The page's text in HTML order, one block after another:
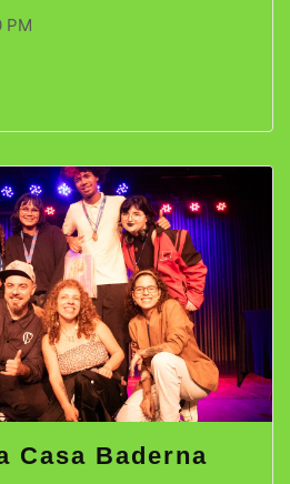
PM
Casa Baderna